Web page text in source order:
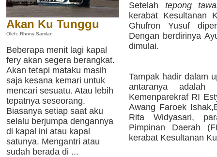
Akan Ku Tunggu
Oleh: Rhony Samlan
Beberapa menit lagi kapal
fery akan segera berangkat.
Akan tetapi mataku masih
saja kesana kemari untuk
mencari sesuatu. Atau lebih
tepatnya seseorang.
Biasanya setiap saat aku
selalu berjumpa dengannya
di kapal ini atau kapal
satunya. Mengantri atau
sudah berada di ...
Setelah tepong
kerabat Kesultanan
Ghufron Yusuf
Dengan berdirinya
dimulai.
Tampak hadir dalam
antaranya adalah
Kemenparekraf RI
Awang Faroek
Rita Widyasari,
Pimpinan Daerah
kerabat Kesultanan